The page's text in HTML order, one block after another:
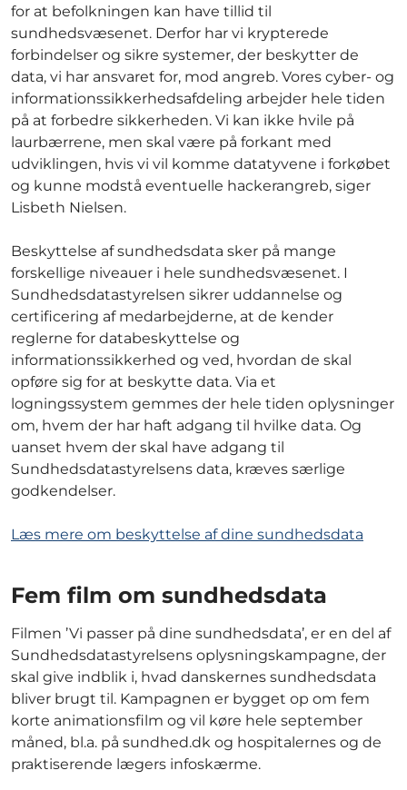
for at befolkningen kan have tillid til
sundhedsvæsenet. Derfor har vi krypterede
forbindelser og sikre systemer, der beskytter de
data, vi har ansvaret for, mod angreb. Vores cyber- og
informationssikkerhedsafdeling arbejder hele tiden
på at forbedre sikkerheden. Vi kan ikke hvile på
laurbærrene, men skal være på forkant med
udviklingen, hvis vi vil komme datatyvene i forkøbet
og kunne modstå eventuelle hackerangreb, siger
Lisbeth Nielsen.
Beskyttelse af sundhedsdata sker på mange
forskellige niveauer i hele sundhedsvæsenet. I
Sundhedsdatastyrelsen sikrer uddannelse og
certificering af medarbejderne, at de kender
reglerne for databeskyttelse og
informationssikkerhed og ved, hvordan de skal
opføre sig for at beskytte data. Via et
logningssystem gemmes der hele tiden oplysninger
om, hvem der har haft adgang til hvilke data. Og
uanset hvem der skal have adgang til
Sundhedsdatastyrelsens data, kræves særlige
godkendelser.
Læs mere om beskyttelse af dine sundhedsdata
Fem film om sundhedsdata
Filmen ’Vi passer på dine sundhedsdata’, er en del af
Sundhedsdatastyrelsens oplysningskampagne, der
skal give indblik i, hvad danskernes sundhedsdata
bliver brugt til. Kampagnen er bygget op om fem
korte animationsfilm og vil køre hele september
måned, bl.a. på sundhed.dk og hospitalernes og de
praktiserende lægers infoskærme.